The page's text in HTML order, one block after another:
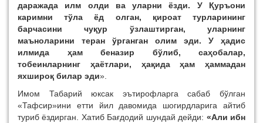
даражада илм олди ва уларни ёзди. У Қуръони
каримни тўла ёд олган, қироат турларининг
барчасини чуқур ўзлаштирган, уларнинг
маъноларини теран ўрганган олим эди. У ҳадис
илмида ҳам беназир бўлиб, саҳобалар,
тобеинларнинг ҳаётлари, ҳақида ҳам ҳаммадан
яхшироқ билар эди».
Имом Табарий юксак эътирофларга сабаб бўлган
«Тафсир»ини етти йил давомида шогирдларига айтиб
туриб ёздирган. Хатиб Бағдодий шундай дейди: «Али ибн